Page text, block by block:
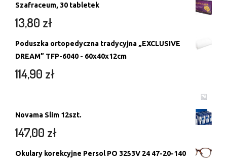
Szafraceum, 30 tabletek
13,80 zł
Poduszka ortopedyczna tradycyjna „EXCLUSIVE
DREAM” TFP-6040 - 60x40x12cm
114,90 zł
Novama Slim 12szt.
147,00 zł
Okulary korekcyjne Persol PO 3253V 24 47-20-140